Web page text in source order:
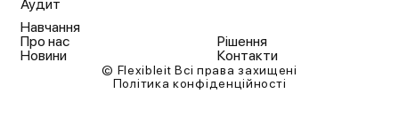
Аудит
Навчання
Про нас
Рішення
Новини
Контакти
© Flexibleit Всі права захищені
Політика конфіденційності